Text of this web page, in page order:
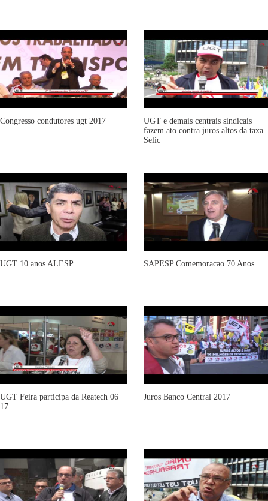
Congresso condutores ugt 2017
UGT e demais centrais sindicais
fazem ato contra juros altos da taxa
Selic
UGT 10 anos ALESP SAPESP Comemoracao 70 Anos
UGT Feira participa da Reatech 06
17
Juros Banco Central 2017